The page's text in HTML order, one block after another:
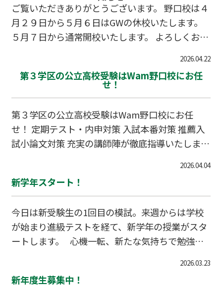
ます。 新学年共通で、テストが終わったら、是
非やってほしいのがテストの振り返りになりま
す。どこでどう間違えたかを確認し、解き直しを
ればいいかを考えて、勉強の仕方を変えていく、
ご覧いただきありがとうございます。 野口校は４
月２９日から５月６日はGWの休校いたします。
５月７日から通常開校いたします。 よろしくお願
2026.04.22
第３学区の公立高校受験はWam野口校にお任
せ！
第３学区の公立高校受験はWam野口校にお任
せ！ 定期テスト・内申対策 入試本番対策 推薦入
試小論文対策 充実の講師陣が徹底指導いたしま
2026.04.04
新学年スタート！
今日は新受験生の1回目の模試。来週からは学校
が始まり進級テストを経て、新学年の授業がスタ
ートします。 心機一転、新たな気持ちで勉強に
や予習を着実に、より長く、より深く積み重ねて
いけるかどうかで、今後のテスト結果は大きく変
2026.03.23
新年度生募集中！